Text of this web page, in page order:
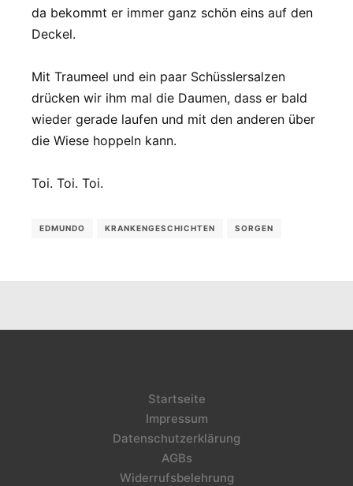
da bekommt er immer ganz schön eins auf den
Deckel.
Mit Traumeel und ein paar Schüsslersalzen
drücken wir ihm mal die Daumen, dass er bald
wieder gerade laufen und mit den anderen über
die Wiese hoppeln kann.
Toi. Toi. Toi.
EDMUNDO KRANKENGESCHICHTEN SORGEN
Startseite
Impressum
Datenschutzerklärung
AGBs
Widerrufsbelehrung